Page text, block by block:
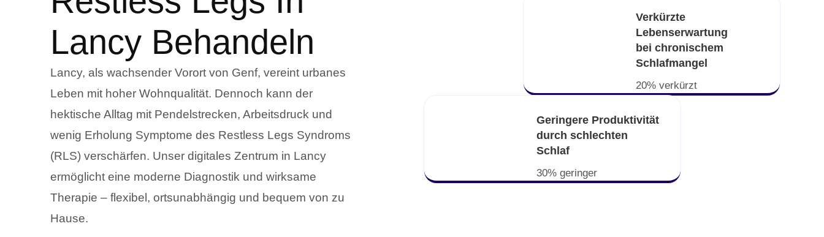
Lancy Behandeln
Lancy, als wachsender Vorort von Genf, vereint urbanes
Leben mit hoher Wohnqualität. Dennoch kann der
hektische Alltag mit Pendelstrecken, Arbeitsdruck und
wenig Erholung Symptome des Restless Legs Syndroms
(RLS) verschärfen. Unser digitales Zentrum in Lancy
ermöglicht eine moderne Diagnostik und wirksame
Therapie – flexibel, ortsunabhängig und bequem von zu
Hause.
Verkürzte
Lebenserwartung
bei chronischem
Schlafmangel
20% verkürzt
Geringere Produktivität
durch schlechten
Schlaf
30% geringer